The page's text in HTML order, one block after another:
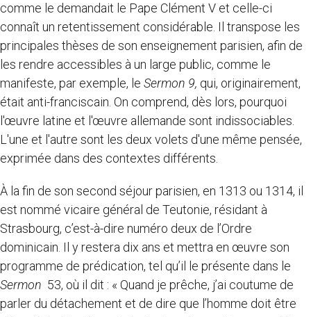
comme le demandait le Pape Clément V et celle-ci
connaît un retentissement considérable. Il transpose les
principales thèses de son enseignement parisien, afin de
les rendre accessibles à un large public, comme le
manifeste, par exemple, le Sermon 9, qui, originairement,
était anti-franciscain. On comprend, dès lors, pourquoi
l'œuvre latine et l'œuvre allemande sont indissociables.
L'une et l'autre sont les deux volets d'une même pensée,
exprimée dans des contextes différents.
À la fin de son second séjour parisien, en 1313 ou 1314, il
est nommé vicaire général de Teutonie, résidant à
Strasbourg, c’est-à-dire numéro deux de l’Ordre
dominicain. Il y restera dix ans et mettra en œuvre son
programme de prédication, tel qu’il le présente dans le
Sermon 53, où il dit : « Quand je prêche, j’ai coutume de
parler du détachement et de dire que l’homme doit être